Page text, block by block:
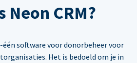
Neon CRM?
één software voor donorbeheer voor
Het is bedoeld om je in